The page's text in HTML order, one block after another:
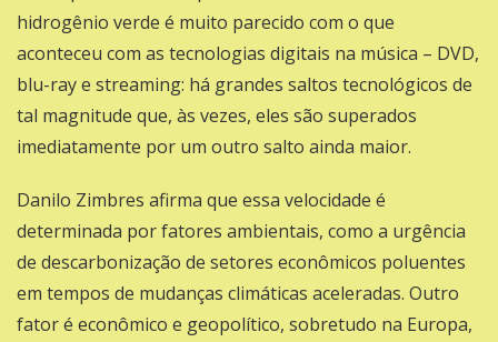
hidrogênio verde é muito parecido com o que
aconteceu com as tecnologias digitais na música – DVD,
blu-ray e streaming: há grandes saltos tecnológicos de
tal magnitude que, às vezes, eles são superados
imediatamente por um outro salto ainda maior.
Danilo Zimbres afirma que essa velocidade é
determinada por fatores ambientais, como a urgência
de descarbonização de setores econômicos poluentes
em tempos de mudanças climáticas aceleradas. Outro
fator é econômico e geopolítico, sobretudo na Europa,